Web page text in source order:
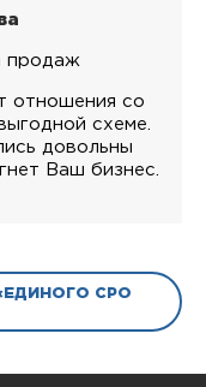
продаж
отношения со
схеме.
довольны
Ваш бизнес.
СРО